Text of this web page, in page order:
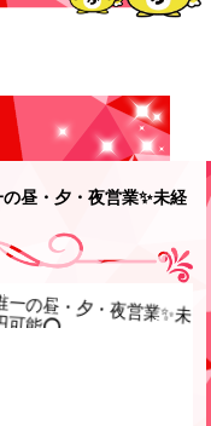
昼・夕・夜営業✨️未経